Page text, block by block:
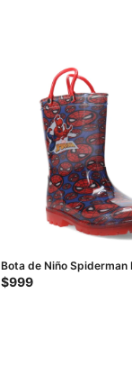
Bota de Niño Spiderman
Rojo
$999